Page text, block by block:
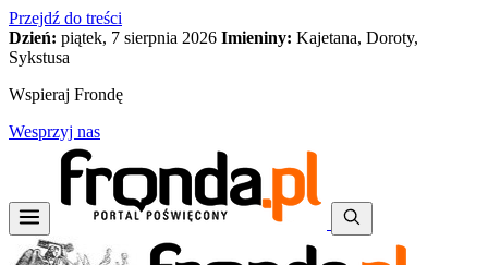
Przejdź do treści
Dzień: piątek, 7 sierpnia 2026 Imieniny: Kajetana, Doroty,
Sykstusa
Wspieraj Frondę
Wesprzyj nas